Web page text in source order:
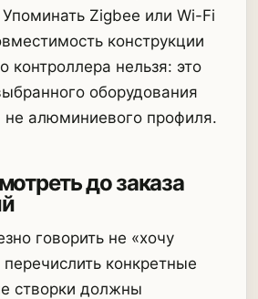
Zigbee или Wi-Fi
конструкции
контроллера нельзя: это
оборудования
алюминиевого профиля.
до заказа
говорить не «хочу
конкретные
створки должны